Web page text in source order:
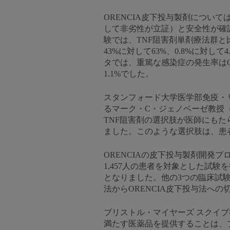
ORENCIA皮下投与製剤について
して非劣性が立証）と安全性が
験では、TNF阻害剤単剤療法群
43%に対して63%、0.8%に対し
タでは、重篤な感染症の発生率
1.1%でした。
スタンフォード大学医学部免疫
るマーク・C・ジェノベーゼ教授
TNF阻害剤の選択肢が医師にも
ました。このような選択肢は、
ORENCIAの皮下投与製剤開発プ
1,457人の患者を対象とした試験
となりました。他の3つの臨床試
法からORENCIA皮下投与法への
ブリストル・マイヤーズ スクイ
満たす医薬品を提供することは